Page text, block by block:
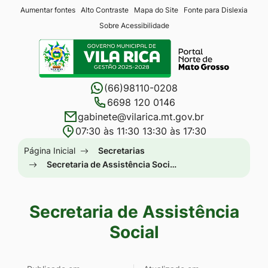
Seção
atalhos
links
acessibilidade
Ir
conteúdo
[alt+1]
menu
[alt+2]
para
[alt+3]
Aumentar fontes Alto Contraste Mapa do Site
Fonte para Dislexia
Sobre Acessibilidade
Seção
menu
(66)98110-0208
6698 120 0146
gabinete@vilarica.mt.gov.br
07:30 às 11:30 13:30 às 17:30
Seção
do
Página Inicial
Secretarias
Secretaria de Assistência Soci…
Secretaria de Assistência
Social